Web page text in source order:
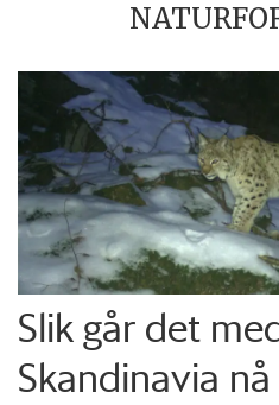
Slik går det
Skandinavia nå